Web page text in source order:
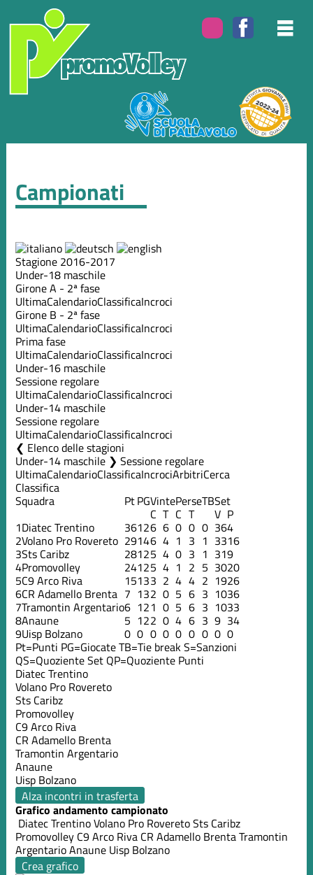
Campionati
Stagione 2016-2017
Under-18 maschile
Girone A - 2ª fase
UltimaCalendarioClassificaIncroci
Girone B - 2ª fase
UltimaCalendarioClassificaIncroci
Prima fase
UltimaCalendarioClassificaIncroci
Under-16 maschile
Sessione regolare
UltimaCalendarioClassificaIncroci
Under-14 maschile
Sessione regolare
UltimaCalendarioClassificaIncroci
Elenco delle stagioni
Under-14 maschile ❯ Sessione regolare
UltimaCalendarioClassificaIncrociArbitriCerca
Classifica
Squadra PtPGVintePerseTBSet
C T C T V P
1Diatec Trentino 36126 6 0 0 0 364
2Volano Pro Rovereto 29146 4 1 3 1 3316
3Sts Caribz 28125 4 0 3 1 319
4Promovolley 24125 4 1 2 5 3020
5C9 Arco Riva 15133 2 4 4 2 1926
6CR Adamello Brenta 7 132 0 5 6 3 1036
7Tramontin Argentario6 121 0 5 6 3 1033
8Anaune 5 122 0 4 6 3 9 34
9Uisp Bolzano 0 0 0 0 0 0 0 0 0
Pt=Punti PG=GiocateTB=Tie breakS=Sanzioni
QS=Quoziente Set QP=Quoziente Punti
Diatec Trentino
Volano Pro Rovereto
Sts Caribz
Promovolley
C9 Arco Riva
CR Adamello Brenta
Tramontin Argentario
Anaune
Uisp Bolzano
Alza incontri in trasferta
Grafico andamento campionato
Diatec TrentinoVolano Pro RoveretoSts Caribz
Promovolley C9 Arco Riva CR Adamello BrentaTramontin
ArgentarioAnaune Uisp Bolzano
Crea grafico